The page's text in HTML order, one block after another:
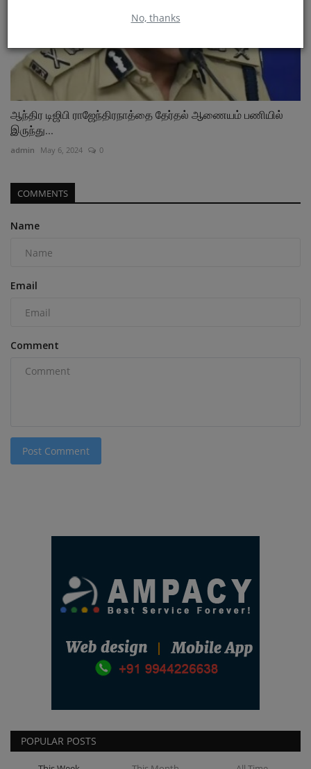
No, thanks
ஆந்திர டிஜிபி ராஜேந்திரநாத்தை தேர்தல் ஆணையம் பணியில்
இருந்து...
admin May 6, 2024 0
COMMENTS
Name
Email
Comment
Post Comment
POPULAR POSTS